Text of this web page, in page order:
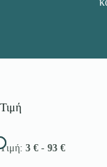
Τιμή
Τιμή: 3 € - 93 €